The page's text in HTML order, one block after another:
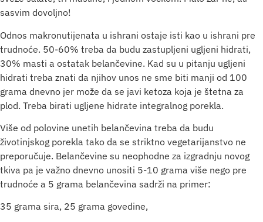
sasvim dovoljno!
Odnos makronutijenata u ishrani ostaje isti kao u ishrani pre
trudnoće. 50-60% treba da budu zastupljeni ugljeni hidrati,
30% masti a ostatak belančevine. Kad su u pitanju ugljeni
hidrati treba znati da njihov unos ne sme biti manji od 100
grama dnevno jer može da se javi ketoza koja je štetna za
plod. Treba birati ugljene hidrate integralnog porekla.
Više od polovine unetih belančevina treba da budu
životinjskog porekla tako da se striktno vegetarijanstvo ne
preporučuje. Belančevine su neophodne za izgradnju novog
tkiva pa je važno dnevno unositi 5-10 grama više nego pre
trudnoće a 5 grama belančevina sadrži na primer:
35 grama sira, 25 grama govedine,